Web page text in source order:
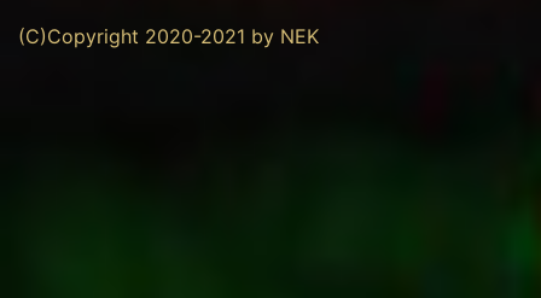
(C)Copyright 2020-2021 by NEK